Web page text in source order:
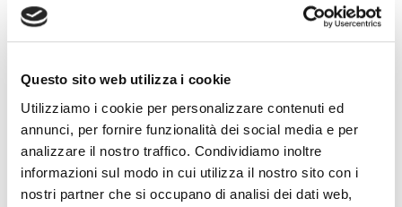
Questo sito web utilizza i cookie
Utilizziamo i cookie per personalizzare contenuti ed
annunci, per fornire funzionalità dei social media e per
analizzare il nostro traffico. Condividiamo inoltre
informazioni sul modo in cui utilizza il nostro sito con i
nostri partner che si occupano di analisi dei dati web,
07/08/2026
Cosa bisogna ritrovare